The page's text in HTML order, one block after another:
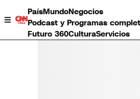
PaísMundoNegocios
Podcast y Programas
Futuro 360CulturaServicios